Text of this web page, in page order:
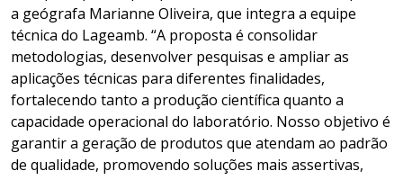
a geógrafa Marianne Oliveira, que integra a equipe
técnica do Lageamb. “A proposta é consolidar
metodologias, desenvolver pesquisas e ampliar as
aplicações técnicas para diferentes finalidades,
fortalecendo tanto a produção científica quanto a
capacidade operacional do laboratório. Nosso objetivo é
garantir a geração de produtos que atendam ao padrão
de qualidade, promovendo soluções mais assertivas,